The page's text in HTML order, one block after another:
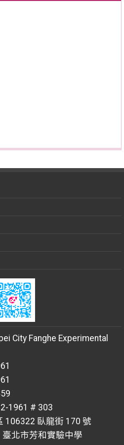
City Fanghe Experimental
1961 # 303
106322 臥龍街 170 號
臺北市芳和實驗中學